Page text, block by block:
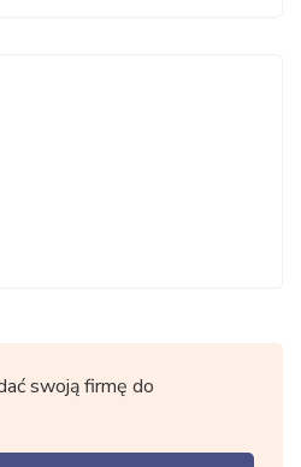
swoją firmę do